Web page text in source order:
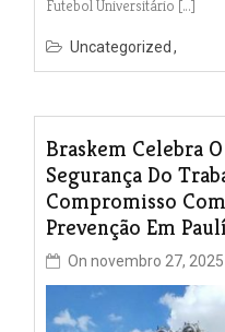
Futebol Universitário […]
Uncategorized
Braskem Celebra
Segurança Do
Compromisso
Prevenção Em
On novembro 27, 2025